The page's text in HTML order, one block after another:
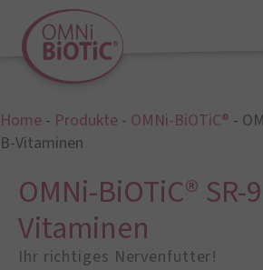
Home - Produkte - OMNi-BiOTiC® -
B-Vitaminen
OMNi-BiOTiC® SR-
Vitaminen
Ihr richtiges Nervenfutter!